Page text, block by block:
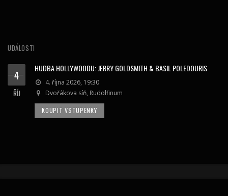
UDÁLOSTI
4
ŘÍJ
HUDBA HOLLYWOODU: JERRY GOLDSMITH & BASIL POLEDOURIS
4. října 2026, 19:30
Dvořákova síň, Rudolfinum
KOUPIT VSTUPENKY